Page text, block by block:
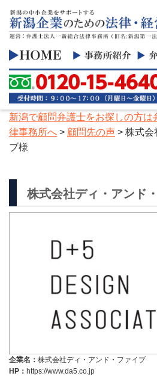
新潟で顧問弁護士をお探しの方は
律事務所へ > 顧問先の声 > 株式会
ブ様
株式会社ディ・アンド
企業名： 株式会社ディ・アンド・ファイブ
HP： https://www.da5.co.jp